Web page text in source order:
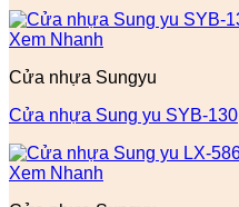
Xem Nhanh
Cửa nhựa Sungyu
Cửa nhựa Sung yu SYB-130
Xem Nhanh